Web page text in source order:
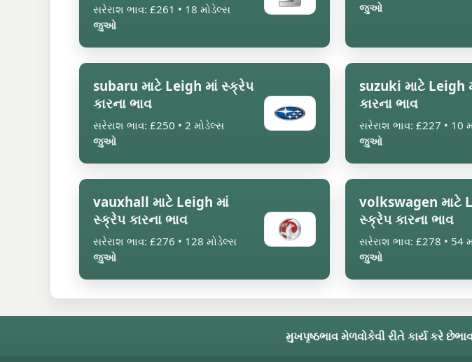
સરેરાશ ભાવ: £261 • 18 મોડેલ્સ
જુઓ
જુઓ
subaru માટે Leigh માં સ્ક્રેપ
કારના ભાવ
સરેરાશ ભાવ: £250 • 2 મોડેલ્સ
જુઓ
suzuki માટે Leigh
કારના ભાવ
સરેરાશ ભાવ: £227 • 10
જુઓ
vauxhall માટે Leigh માં
સ્ક્રેપ કારના ભાવ
સરેરાશ ભાવ: £276 • 128 મોડેલ્સ
જુઓ
volkswagen માટે
સ્ક્રેપ કારના ભાવ
સરેરાશ ભાવ: £278 • 54
જુઓ
મુખપૃષ્ઠભાવ મેળવોકેવી રીતે કાર્ય કરે છે